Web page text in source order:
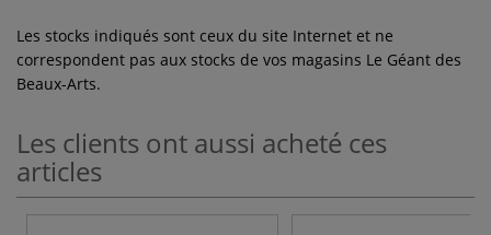
Les stocks indiqués sont ceux du site Internet et ne
correspondent pas aux stocks de vos magasins Le Géant des
Beaux-Arts.
Les clients ont aussi acheté ces
articles